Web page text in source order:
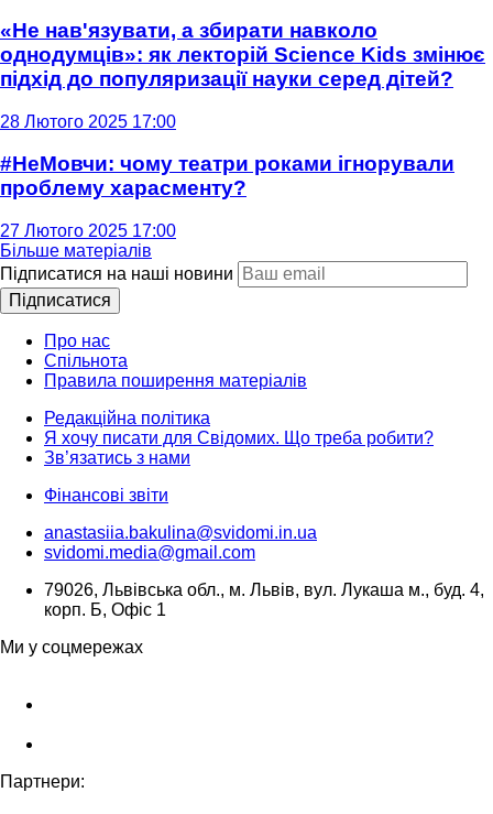
«Не нав'язувати, а збирати навколо
однодумців»: як лекторій Science Kids змінює
підхід до популяризації науки серед дітей?
28 Лютого 2025 17:00
#НеМовчи: чому театри роками ігнорували
проблему харасменту?
27 Лютого 2025 17:00
Більше матеріалів
Підписатися на наші новини
Підписатися
Про нас
Спільнота
Правила поширення матеріалів
Редакційна політика
Я хочу писати для Свідомих. Що треба робити?
Зв’язатись з нами
Фінансові звіти
anastasiia.bakulina@svidomi.in.ua
svidomi.media@gmail.com
79026, Львівська обл., м. Львів, вул. Лукаша м., буд. 4,
корп. Б, Офіс 1
Ми у соцмережах
Партнери: